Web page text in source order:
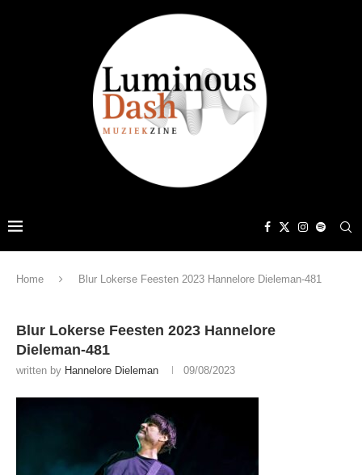
Home Blur Lokerse Feesten 2023 Hannelore Dieleman-481
Blur Lokerse Feesten 2023 Hannelore
Dieleman-481
written by Hannelore Dieleman 09/08/2023